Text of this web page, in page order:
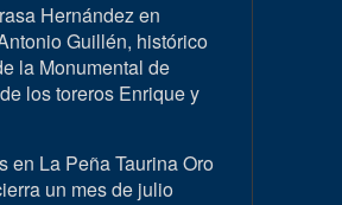
Hernández en
Guillén, histórico
la Monumental de
los toreros Enrique y
en La Peña Taurina Oro
un mes de julio